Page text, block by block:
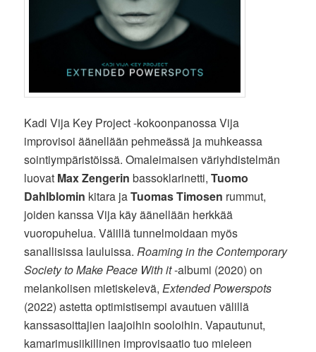
Kadi Vija Key Project -kokoonpanossa Vija
improvisoi äänellään pehmeässä ja muhkeassa
sointiympäristöissä. Omaleimaisen väriyhdistelmän
luovat Max Zengerin bassoklarinetti,Tuomo
Dahlblomin kitara jaTuomas Timosen rummut,
joiden kanssa Vija käy äänellään herkkää
vuoropuhelua. Välillä tunnelmoidaan myös
sanallisissa lauluissa.Roaming in the Contemporary
Society to Make Peace With it-albumi (2020) on
melankolisen mietiskelevä,Extended Powerspots
(2022) astetta optimistisempi avautuen välillä
kanssasoittajien laajoihin sooloihin. Vapautunut,
kamarimusiikillinen improvisaatio tuo mieleen